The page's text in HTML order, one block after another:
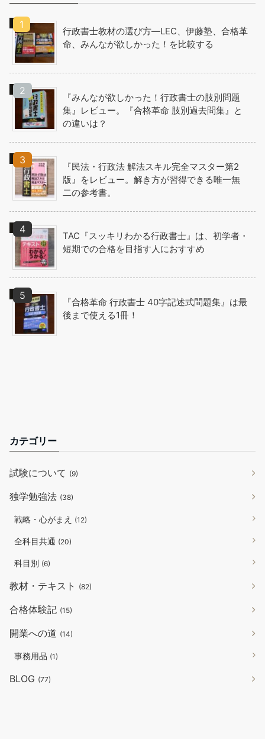
行政書士教材の選び方―LEC、伊藤塾、合格革
命、みんなが欲しかった！を比較する
『みんなが欲しかった！行政書士の肢別問題
集』レビュー。『合格革命 肢別過去問集』と
の違いは？
『民法・行政法 解法スキル完全マスター第2
版』をレビュー。解き方が習得できる唯一無
二の参考書。
TAC『スッキリわかる行政書士』は、初学者・
短期での合格を目指す人におすすめ
『合格革命 行政書士 40字記述式問題集』は最
後まで使える1冊！
カテゴリー
試験について (9)
独学勉強法 (38)
戦略・心がまえ (12)
全科目共通 (20)
科目別 (6)
教材・テキスト (82)
合格体験記 (15)
開業への道 (14)
事務用品 (1)
BLOG (77)